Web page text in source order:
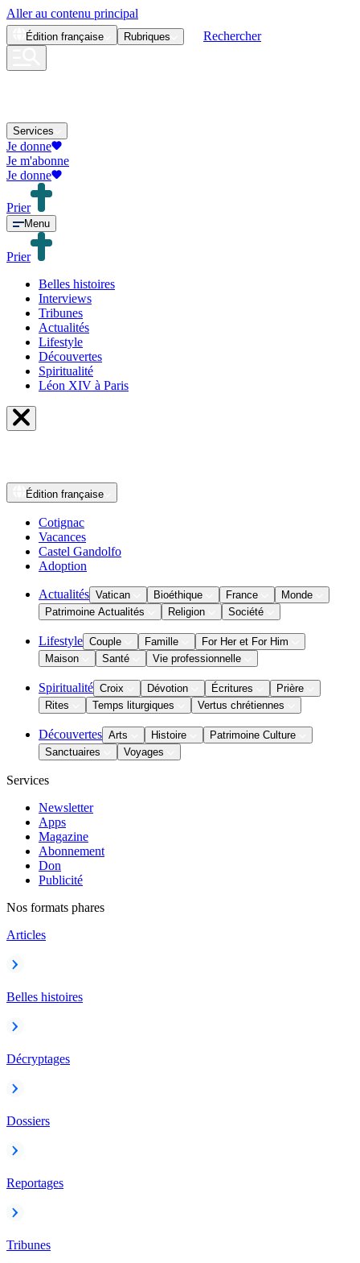
Aller au contenu principal
Édition française Rubriques Rechercher
Services
Je donne
Je m'abonne
Je donne
Prier
Menu
Prier
Belles histoires
Interviews
Tribunes
Actualités
Lifestyle
Découvertes
Spiritualité
Léon XIV à Paris
Édition française
Cotignac
Vacances
Castel Gandolfo
Adoption
Actualités Vatican Bioéthique France
Monde
Patrimoine Actualités
Religion Société
Lifestyle Couple Famille
For Her et For Him
Maison
Santé Vie professionnelle
Spiritualité Croix Dévotion Écritures
Prière
Rites
Temps liturgiques Vertus chrétiennes
Découvertes Arts Histoire
Patrimoine Culture
Sanctuaires
Voyages
Services
Newsletter
Apps
Magazine
Abonnement
Don
Publicité
Nos formats phares
Articles
Belles histoires
Décryptages
Dossiers
Reportages
Tribunes